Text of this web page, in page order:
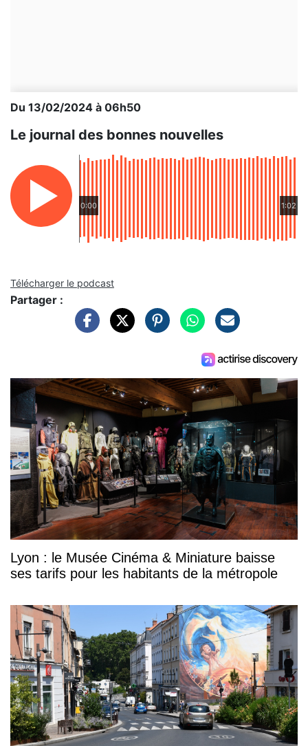
Du 13/02/2024 à 06h50
Le journal des bonnes nouvelles
0:00 1:02
Télécharger le podcast
Partager :
Lyon : le Musée Cinéma & Miniature baisse
ses tarifs pour les habitants de la métropole